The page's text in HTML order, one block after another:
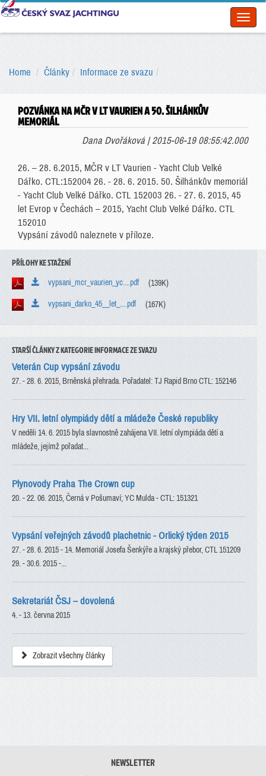
Home Články Informace ze svazu
POZVÁNKA NA MČR V LT VAURIEN A 50. ŠILHÁNKŮV
MEMORIÁL
Dana Dvořáková | 2015-06-19 08:55:42.000
26. – 28. 6.2015, MČR v LT Vaurien - Yacht Club Velké
Dářko. CTL:152004 26. - 28. 6. 2015. 50. Šilhánkův memoriál
- Yacht Club Velké Dářko. CTL 152003 26. - 27. 6. 2015, 45
let Evrop v Čechách – 2015, Yacht Club Velké Dářko. CTL
152010
Vypsání závodů naleznete v příloze.
PŘÍLOHY KE STAŽENÍ
vypsani_mcr_vaurien_yc....pdf (139K)
vypsani_darko_45__let_....pdf (167K)
STARŠÍ ČLÁNKY Z KATEGORIE INFORMACE ZE SVAZU
Veterán Cup vypsání závodu
27. - 28. 6. 2015, Brněnská přehrada. Pořadatel: TJ Rapid Brno CTL: 152146
Hry VII. letní olympiády dětí a mládeže České republiky
V neděli 14. 6. 2015 byla slavnostně zahájena VII. letní olympiáda dětí a
mládeže, jejímž pořadat...
Plynovody Praha The Crown cup
20. - 22. 06. 2015, Černá v Pošumaví; YC Mulda - CTL: 151321
Vypsání veřejných závodů plachetnic - Orlický týden 2015
27. - 28. 6. 2015 - 14. Memoriál Josefa Šenkýře a krajský přebor, CTL 151209
29. - 30.6. 2015 -...
Sekretariát ČSJ – dovolená
4. - 13. června 2015
Zobrazit všechny články
NEWSLETTER